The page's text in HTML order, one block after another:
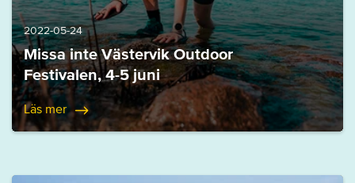
2022-05-24
Missa inte Västervik Outdoor
Festivalen, 4-5 juni
Läs mer